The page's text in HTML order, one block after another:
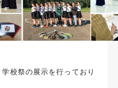
校祭の展示を行っており